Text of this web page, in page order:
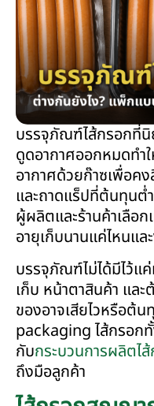
บรรจุภัณฑ์ไส้กรอกที่
ดูดอากาศออกหมดทำ
อากาศด้วยก๊าซเพื่อค
และถาดแร็ปที่ต้นทุนต่
ผู้ผลิตและร้านค้าเลือ
อายุเก็บนานแค่ไหนแล
บรรจุภัณฑ์ไม่ได้มีไว้แ
เก็บ หน้าตาสินค้า แล
ของอาจเสียไวหรือต้
packaging ไส้กรอก
กับกระบวนการผลิตไ
ถึงมือลูกค้า